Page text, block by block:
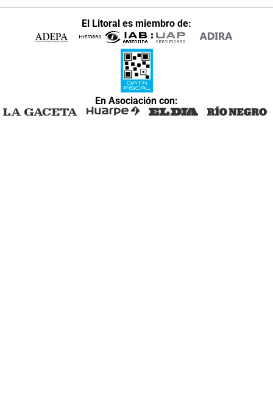
El Litoral es miembro de:
En Asociación con: